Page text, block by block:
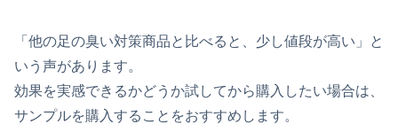
「他の足の臭い対策商品と比べると、少し値段が高い」と
いう声があります。
効果を実感できるかどうか試してから購入したい場合は、
サンプルを購入することをおすすめします。